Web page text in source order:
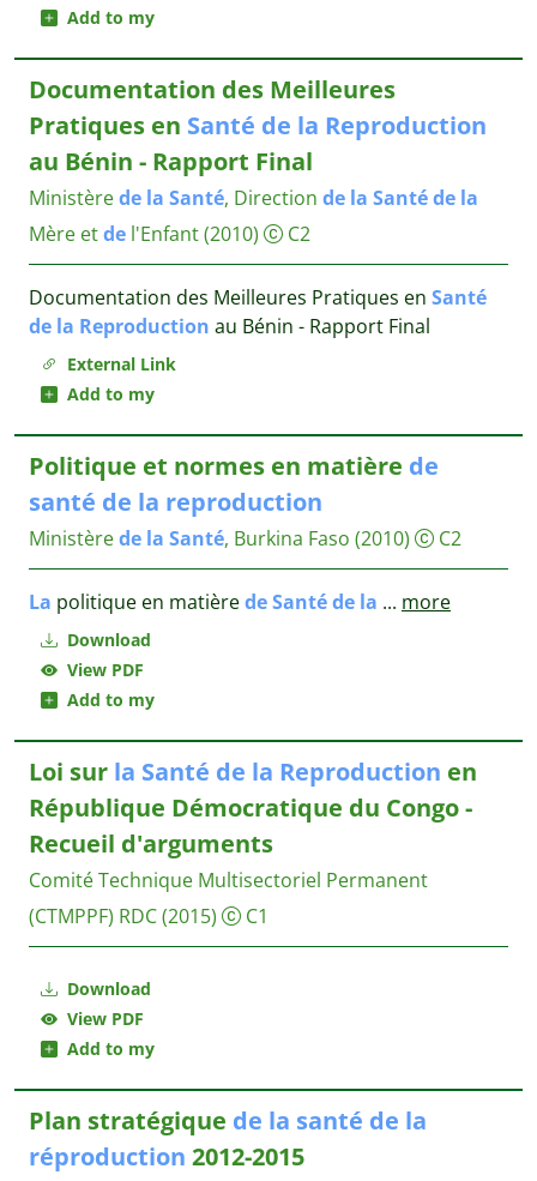
Add to my
External Link
Add to my
Documentation des Meilleures
Pratiques en Santé de la Reproduction
au Bénin - Rapport Final
Ministèrede la Santé, Direction de la Santéde la
Mère etde l'Enfant(2010) C2
Documentation des Meilleures Pratiques en Santé
de la Reproduction au Bénin - Rapport Final
Download
View PDF
Add to my
Politique et normes en matière de
santé de la reproduction
Ministèrede la Santé, Burkina Faso (2010) C2
La politique en matièredeSantéde la ... more
Download
View PDF
Add to my
Loi sur la Santé de la Reproduction en
République Démocratique du Congo -
Recueil d'arguments
Comité Technique Multisectoriel Permanent
(CTMPPF) RDC(2015) C1
Plan stratégique de la santé de la
réproduction 2012-2015